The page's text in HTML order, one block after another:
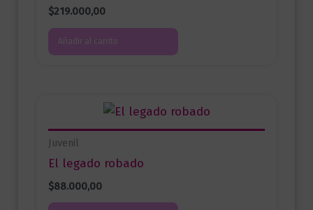
$219.000,00
Añadir al carrito
Juvenil
El legado robado
$88.000,00